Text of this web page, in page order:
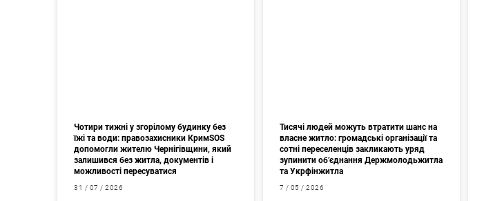
Чотири тижні у згорілому будинку без
їжі та води: правозахисники КримSOS
допомогли жителю Чернігівщини, який
залишився без житла, документів і
можливості пересуватися
31 / 07 / 2026
Тисячі людей можуть втратити шанс на
власне житло: громадські організації та
сотні переселенців закликають уряд
зупинити об’єднання Держмолодьжитла
та Укрфінжитла
7 / 05 / 2026